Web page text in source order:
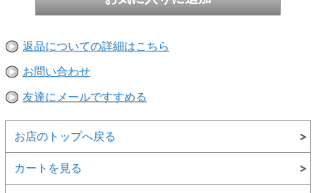
返品についての詳細はこちら
お問い合わせ
友達にメールですすめる
お店のトップへ戻る
カートを見る